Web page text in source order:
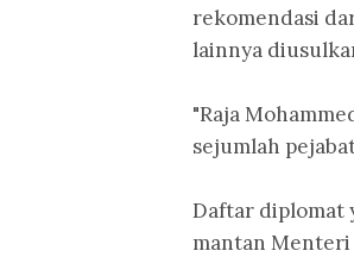
rekomendasi
lainnya
"Raja
sejumlah
Daftar diplomat
mantan